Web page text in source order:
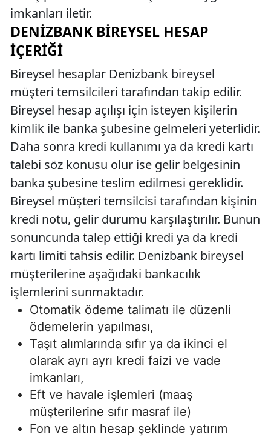
imkanları iletir.
DENIZBANK BIREYSEL HESAP
İÇERIĞI
Bireysel hesaplar Denizbank bireysel
müşteri temsilcileri tarafından takip edilir.
Bireysel hesap açılışı için isteyen kişilerin
kimlik ile banka şubesine gelmeleri yeterlidir.
Daha sonra kredi kullanımı ya da kredi kartı
talebi söz konusu olur ise gelir belgesinin
banka şubesine teslim edilmesi gereklidir.
Bireysel müşteri temsilcisi tarafından kişinin
kredi notu, gelir durumu karşılaştırılır. Bunun
sonuncunda talep ettiği kredi ya da kredi
kartı limiti tahsis edilir. Denizbank bireysel
müşterilerine aşağıdaki bankacılık
işlemlerini sunmaktadır.
Otomatik ödeme talimatı ile düzenli
ödemelerin yapılması,
Taşıt alımlarında sıfır ya da ikinci el
olarak ayrı ayrı kredi faizi ve vade
imkanları,
Eft ve havale işlemleri (maaş
müşterilerine sıfır masraf ile)
Fon ve altın hesap şeklinde yatırım